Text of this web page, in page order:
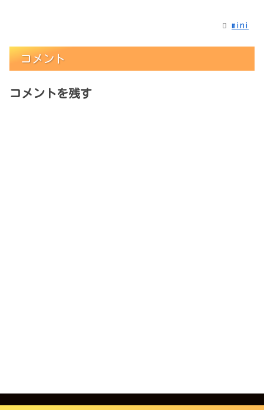
mini
コメント
コメントを残す